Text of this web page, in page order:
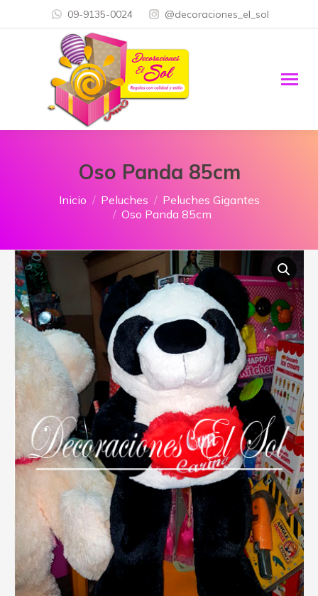
09-9135-0024 @decoraciones_el_sol
Oso Panda 85cm
Estás aquí:
Inicio Peluches
Peluches Gigantes
Oso Panda 85cm